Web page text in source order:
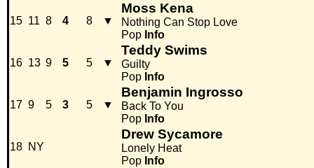
15 11 8 4 8 ▼
Moss Kena
Nothing Can Stop Love
Pop Info
16 13 9 5 5 ▼
Teddy Swims
Guilty
Pop Info
17 9 5 3 5 ▼
Benjamin Ingrosso
Back To You
Pop Info
18 NY
Drew Sycamore
Lonely Heat
Pop Info